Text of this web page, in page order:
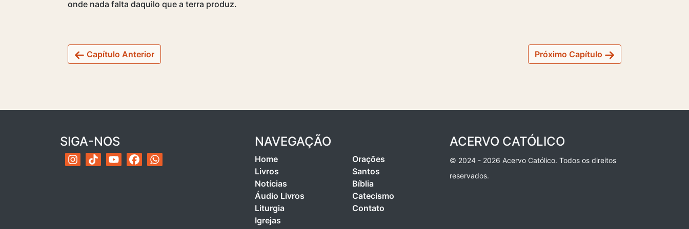
onde nada falta daquilo que a terra produz.
Capítulo Anterior Próximo Capítulo
SIGA-NOS NAVEGAÇÃO
Home
Livros
Notícias
Áudio Livros
Liturgia
Igrejas
Orações
Santos
Bíblia
Catecismo
Contato
ACERVO CATÓLICO
© 2024 - 2026 Acervo Católico. Todos os direitos
reservados.